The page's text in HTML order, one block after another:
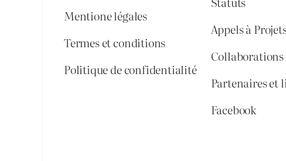
Mentione légales
Termes et conditions
Politique de confidentialité
Appels à
Collaborations
Partenaires et
Facebook